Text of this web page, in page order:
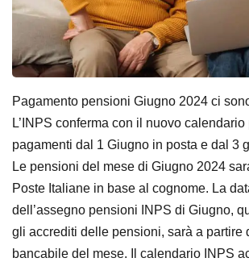
Pagamento pensioni Giugno 2024 ci
L’INPS conferma con il nuovo
pagamenti dal 1 Giugno in posta e dal 3
Le pensioni del mese di Giugno 2024
Poste Italiane in base al cognome. La
dell’assegno pensioni INPS di Giugno,
gli accrediti delle pensioni, sarà a partire
bancabile del mese. Il calendario INPS